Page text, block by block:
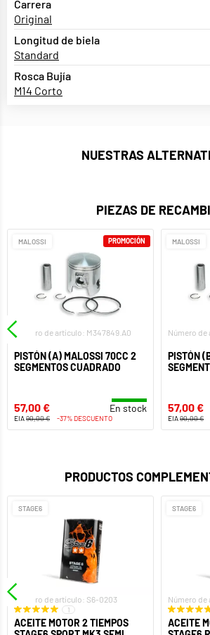
Carrera
Original
Longitud de biela
Standard
Rosca Bujía
M14 Corto
NUESTRAS
PIEZAS DE
MALOSSI
Número de artículo: M347849.A0
PISTÓN (A) MALOSSI 70CC 2
SEGMENTOS CUADRADO
57,00 € En stock
EIA90,00 € -37% DESCUENTO
PROMOCIÓN MALOSSI
Número de
PISTÓN
57,00 €
EIA90,00 €
PRODUCTOS
STAGE6
Número de artículo: S6-0203
1
ACEITE MOTOR 2 TIEMPOS
STAGE6
Número
ACEITE